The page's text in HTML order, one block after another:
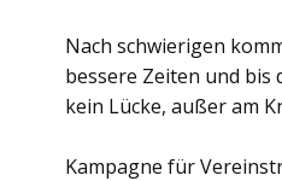
Nach schwierigen
bessere Zeiten und bis
kein Lücke, außer am
Kampagne für